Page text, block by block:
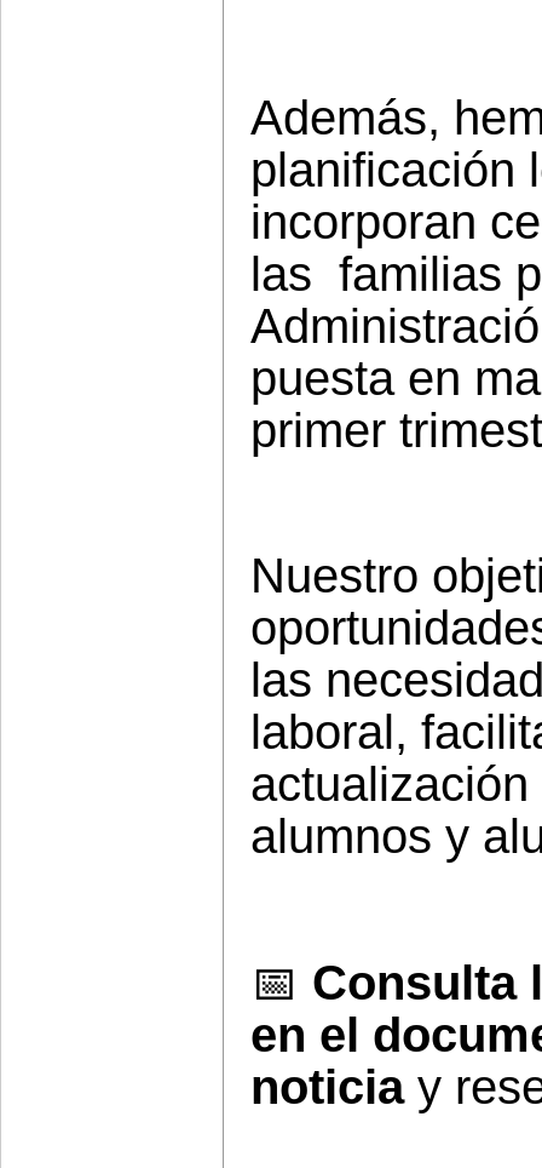
Además,
planificación
incorporan
las familias
puesta en
primer
Nuestro
las
laboral,
alumnos y
📅 Consulta
en el
noticiay